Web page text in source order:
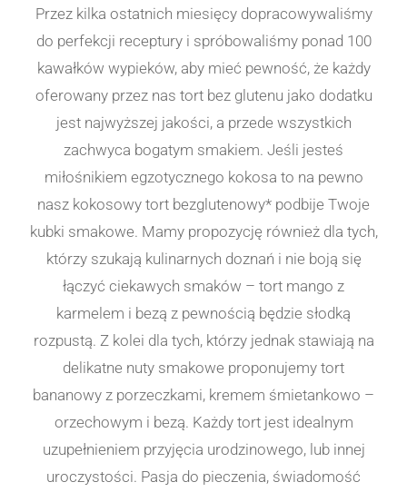
Przez kilka ostatnich miesięcy dopracowywaliśmy
do perfekcji receptury i spróbowaliśmy ponad 100
kawałków wypieków, aby mieć pewność, że każdy
oferowany przez nas tort bez glutenu jako dodatku
jest najwyższej jakości, a przede wszystkich
zachwyca bogatym smakiem. Jeśli jesteś
miłośnikiem egzotycznego kokosa to na pewno
nasz kokosowy tort bezglutenowy* podbije Twoje
kubki smakowe. Mamy propozycję również dla tych,
którzy szukają kulinarnych doznań i nie boją się
łączyć ciekawych smaków – tort mango z
karmelem i bezą z pewnością będzie słodką
rozpustą. Z kolei dla tych, którzy jednak stawiają na
delikatne nuty smakowe proponujemy tort
bananowy z porzeczkami, kremem śmietankowo –
orzechowym i bezą. Każdy tort jest idealnym
uzupełnieniem przyjęcia urodzinowego, lub innej
uroczystości. Pasja do pieczenia, świadomość